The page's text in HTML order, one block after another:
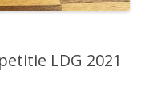
LDG 2021